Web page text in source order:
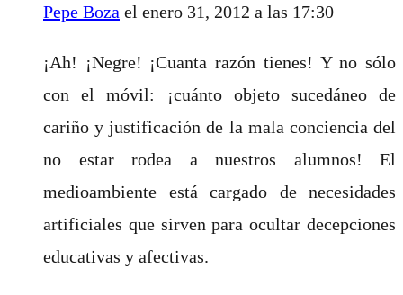
Pepe Boza el enero 31, 2012 a las 17:30
¡Ah! ¡Negre! ¡Cuanta razón tienes! Y no sólo
con el móvil: ¡cuánto objeto sucedáneo de
cariño y justificación de la mala conciencia del
no estar rodea a nuestros alumnos! El
medioambiente está cargado de necesidades
artificiales que sirven para ocultar decepciones
educativas y afectivas.